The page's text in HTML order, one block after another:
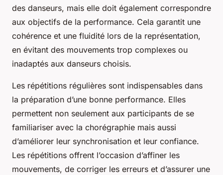
des danseurs, mais elle doit également correspondre
aux objectifs de la performance. Cela garantit une
cohérence et une fluidité lors de la représentation,
en évitant des mouvements trop complexes ou
inadaptés aux danseurs choisis.
Les répétitions régulières sont indispensables dans
la préparation d’une bonne performance. Elles
permettent non seulement aux participants de se
familiariser avec la chorégraphie mais aussi
d’améliorer leur synchronisation et leur confiance.
Les répétitions offrent l’occasion d’affiner les
mouvements, de corriger les erreurs et d’assurer une